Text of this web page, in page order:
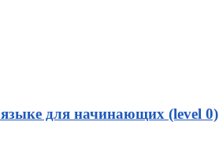
для начинающих (level 0)